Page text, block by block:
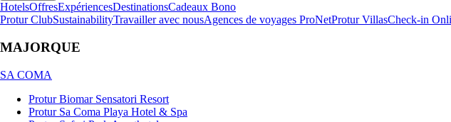
HotelsOffresExpériencesDestinationsCadeaux Bono
Protur ClubSustainabilityTravailler avec nousAgences de voyages ProNetProtur VillasCheck-in
MAJORQUE
SA COMA
Protur Biomar Sensatori Resort
Protur Sa Coma Playa Hotel & Spa